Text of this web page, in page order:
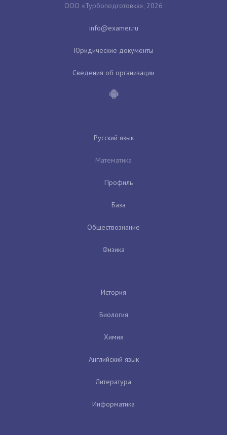
ООО «Турбоподготовка», 2026
Юридические документы
Сведения об организации
Русский язык
Математика
Профиль
База
Обществознание
Физика
История
Биология
Химия
Английский язык
Литература
Информатика